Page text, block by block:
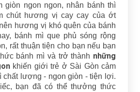
giòn ngon ngon, nhân bánh thì
chút hương vị cay cay của ớt
hương vị khó quên của bánh
bánh mì que phủ sóng rộng
rất thuận tiện cho bạn nếu bạn
bánh mì và trở thành những
khiến giới trẻ ở Sài Gòn cảm
chất lượng - ngon giòn - tiện lợi.
bạn đã có thể thưởng thức